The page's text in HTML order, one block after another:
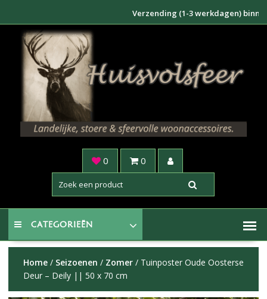
inhoud
Verzending (1-3 werkdagen) binnen
0 0
CATEGORIEËN
Home/ Seizoenen / Zomer/ Tuinposter Oude Oosterse
Deur – Deily || 50 x 70 cm